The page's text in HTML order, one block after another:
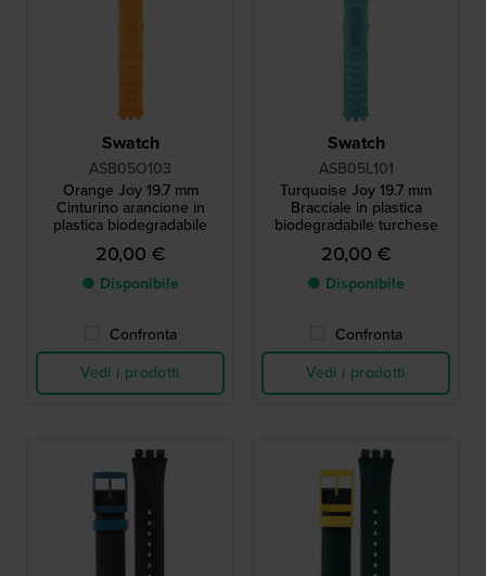
Swatch
ASB05O103
Orange Joy 19.7 mm
Cinturino arancione in
plastica biodegradabile
20,00 €
● Disponibile
Confronta
Vedi i prodotti
Swatch
ASB05L101
Turquoise Joy 19.7 mm
Bracciale in plastica
biodegradabile turchese
20,00 €
● Disponibile
Confronta
Vedi i prodotti